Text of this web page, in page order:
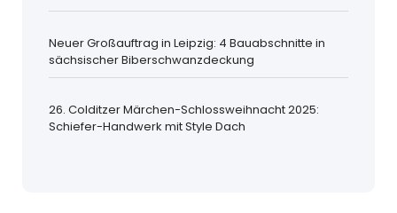
Neuer Großauftrag in Leipzig: 4 Bauabschnitte in
sächsischer Biberschwanzdeckung
26. Colditzer Märchen-Schlossweihnacht 2025:
Schiefer-Handwerk mit Style Dach